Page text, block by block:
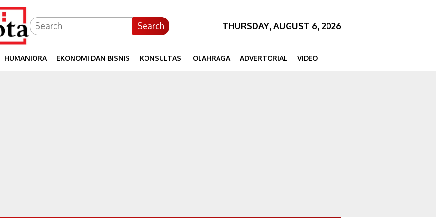
Search THURSDAY, AUGUST 6, 2026
HUMANIORA EKONOMI DAN BISNIS KONSULTASI OLAHRAGA ADVERTORIAL VIDEO